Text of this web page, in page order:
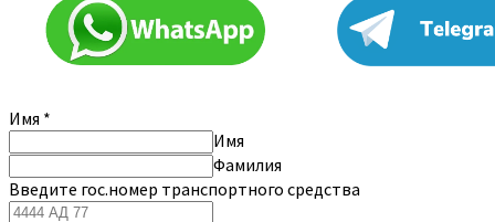
Имя *
Имя
Фамилия
Введите гос.номер транспортного средства